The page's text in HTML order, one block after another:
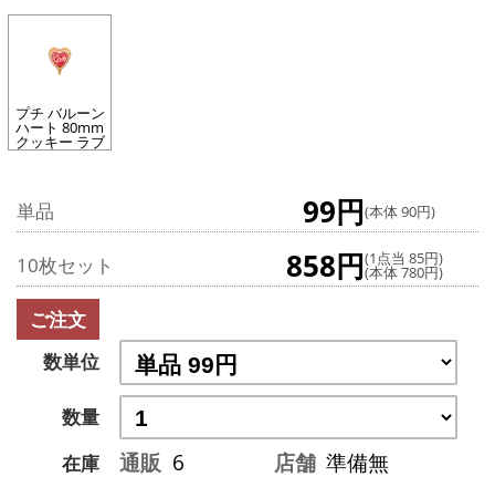
プチ バルーン
ハート 80mm
クッキー ラブ
単品 99円(本体 90円)
10枚セット 858円(1点当 85円)
(本体 780円)
ご注文
数単位
数量
在庫
通販 6 店舗 準備無